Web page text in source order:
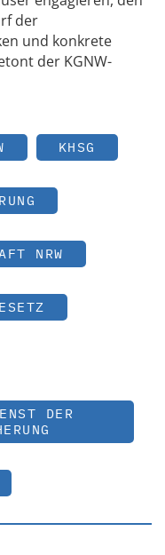
der
und konkrete
der KGNW-
KHSG
NRW
DER